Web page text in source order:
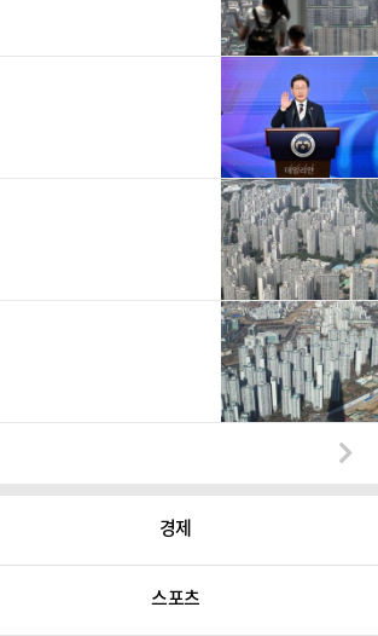
경제
스포츠